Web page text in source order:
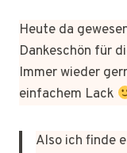
Heute da
Dankeschön für
Immer wieder
einfachem Lack
Also ich finde